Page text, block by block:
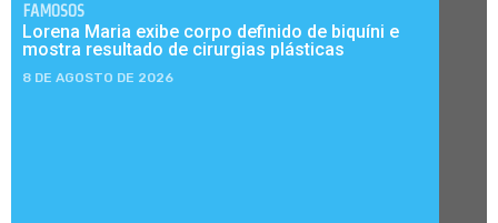
FAMOSOS
Lorena Maria exibe corpo definido de biquíni e
mostra resultado de cirurgias plásticas
8 DE AGOSTO DE 2026